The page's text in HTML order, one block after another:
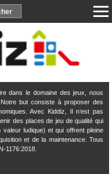
dans le domaine des jeux, nous
but consiste à proposer des
Avec Kiddiz, Il n’est pas
des places de jeu de qualité qui
ludique) et qui offrent pleine
et de la maintenance. Tous
1176:2018.